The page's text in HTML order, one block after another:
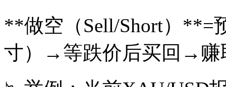
**做空（Sell/Short）**=
寸）→等跌价后买回→赚